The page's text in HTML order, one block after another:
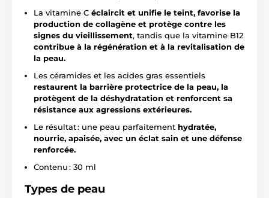
La vitamine C éclaircit et unifie le teint, favorise la
production de collagène et protège contre les
signes du vieillissement, tandis que la vitamine B12
contribue à la régénération et à la revitalisation de
la peau.
Les céramides et les acides gras essentiels
restaurent la barrière protectrice de la peau, la
protègent de la déshydratation et renforcent sa
résistance aux agressions extérieures.
Le résultat : une peau parfaitement hydratée,
nourrie, apaisée, avec un éclat sain et une défense
renforcée.
Contenu : 30 ml
Types de peau